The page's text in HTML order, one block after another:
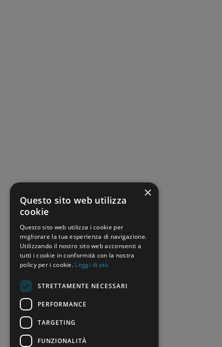
×
Questo sito web utilizza
cookie
Questo sito web utilizza i cookie per
migliorare la tua esperienza di navigazione.
Utilizzando il nostro sito web acconsenti a
tutti i cookie in conformità con la nostra
policy per i cookie. Leggi di più
STRETTAMENTE NECESSARI
PERFORMANCE
TARGETING
FUNZIONALITÀ